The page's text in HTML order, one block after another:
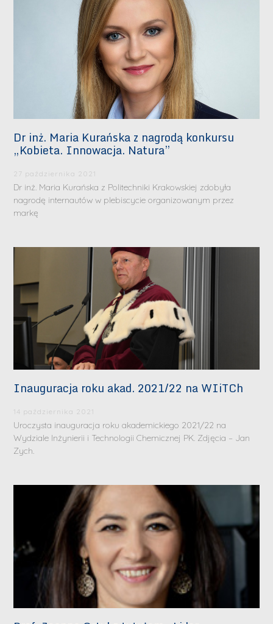
Dr inż. Maria Kurańska z nagrodą konkursu
„Kobieta. Innowacja. Natura”
27 października 2021
Dr inż. Maria Kurańska z Politechniki Krakowskiej zdobyła
nagrodę internautów w plebiscycie organizowanym przez
markę
Inauguracja roku akad. 2021/22 na WIiTCh
14 października 2021
Uroczysta inauguracja roku akademickiego 2021/22 na
Wydziale Inżynierii i Technologii Chemicznej PK. Zdjęcia – Jan
Zych.